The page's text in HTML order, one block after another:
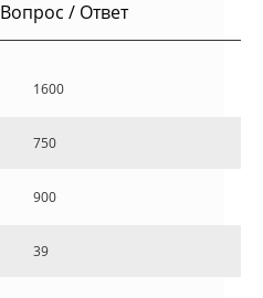
Вопрос / Ответ
1600
750
900
39